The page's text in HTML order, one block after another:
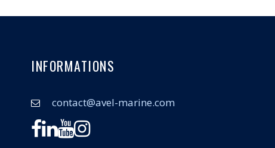
INFORMATIONS
contact@avel-marine.com